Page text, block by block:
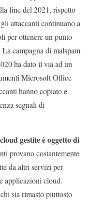
fine del 2021, rispetto
attaccanti continuano a
per ottenere un punto
campagna di malspam
ha dato il via ad un
Microsoft Office
hanno copiato e
segnali di
gestite è oggetto di
provano costantemente
da altri servizi per
applicazioni cloud.
sia rimasto piuttosto